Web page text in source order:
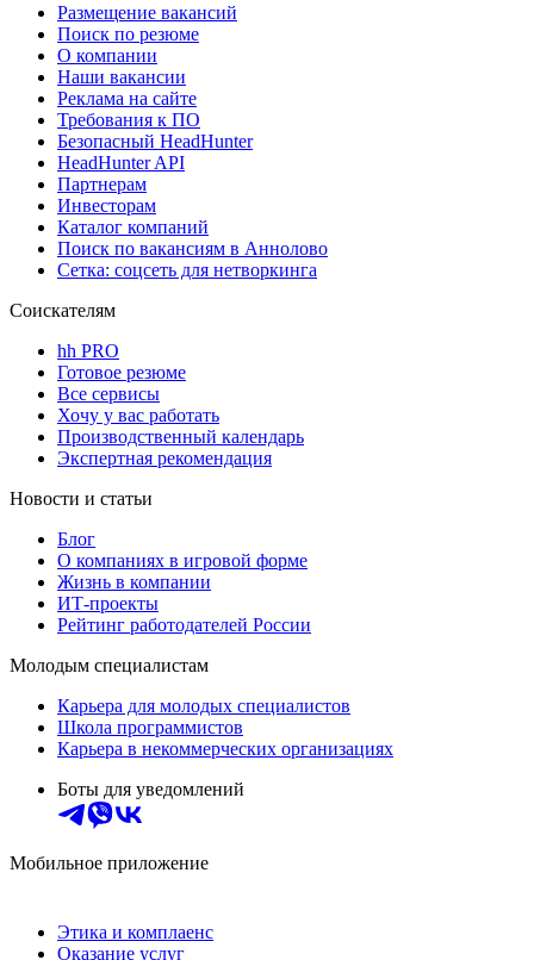
Размещение вакансий
Поиск по резюме
О компании
Наши вакансии
Реклама на сайте
Требования к ПО
Безопасный HeadHunter
HeadHunter API
Партнерам
Инвесторам
Каталог компаний
Поиск по вакансиям в Аннолово
Сетка: соцсеть для нетворкинга
Соискателям
hh PRO
Готовое резюме
Все сервисы
Хочу у вас работать
Производственный календарь
Экспертная рекомендация
Новости и статьи
Блог
О компаниях в игровой форме
Жизнь в компании
ИТ-проекты
Рейтинг работодателей России
Молодым специалистам
Карьера для молодых специалистов
Школа программистов
Карьера в некоммерческих организациях
Боты для уведомлений
Мобильное приложение
Этика и комплаенс
Оказание услуг